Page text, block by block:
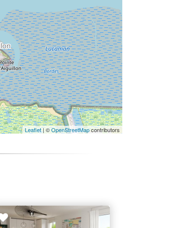
Leaflet| ©OpenStreetMapcontributors